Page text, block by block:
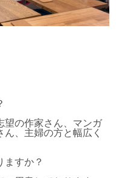
の作家さん、マンガ
、主婦の方と幅広く
ますか？